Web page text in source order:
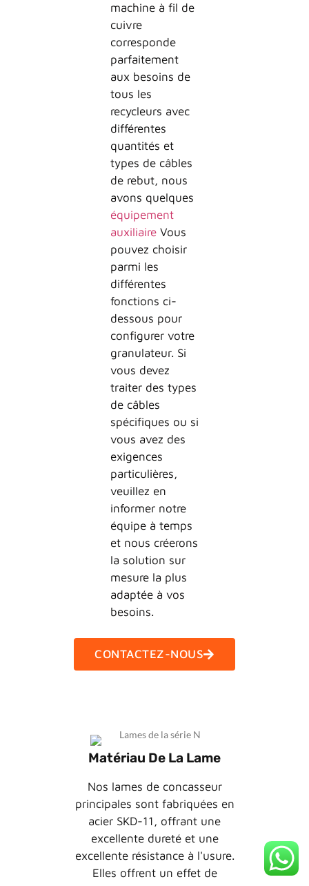
machine à fil de
cuivre
corresponde
parfaitement
aux besoins de
tous les
recycleurs avec
différentes
quantités et
types de câbles
de rebut, nous
avons quelques
équipement
auxiliaire Vous
pouvez choisir
parmi les
différentes
fonctions ci-
dessous pour
configurer votre
granulateur. Si
vous devez
traiter des types
de câbles
spécifiques ou si
vous avez des
exigences
particulières,
veuillez en
informer notre
équipe à temps
et nous créerons
la solution sur
mesure la plus
adaptée à vos
besoins.
CONTACTEZ-NOUS
Matériau De La Lame
Nos lames de concasseur
principales sont fabriquées en
acier SKD-11, offrant une
excellente dureté et une
excellente résistance à l'usure.
Elles offrent un effet de